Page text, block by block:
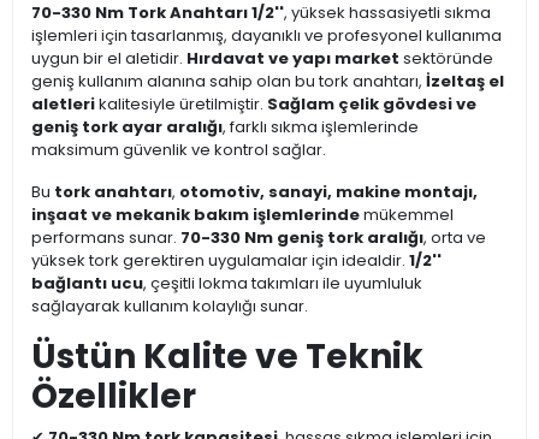
70-330 Nm Tork Anahtarı 1/2'', yüksek hassasiyetli sıkma
işlemleri için tasarlanmış, dayanıklı ve profesyonel kullanıma
uygun bir el aletidir. Hırdavat ve yapı market sektöründe
geniş kullanım alanına sahip olan bu tork anahtarı, İzeltaş el
aletlerikalitesiyle üretilmiştir. Sağlam çelik gövdesi ve
geniş tork ayar aralığı, farklı sıkma işlemlerinde
maksimum güvenlik ve kontrol sağlar.
Bu tork anahtarı, otomotiv, sanayi, makine montajı,
inşaat ve mekanik bakım işlemlerindemükemmel
performans sunar. 70-330 Nm geniş tork aralığı, orta ve
yüksek tork gerektiren uygulamalar için idealdir. 1/2''
bağlantı ucu, çeşitli lokma takımları ile uyumluluk
sağlayarak kullanım kolaylığı sunar.
Üstün Kalite ve Teknik
Özellikler